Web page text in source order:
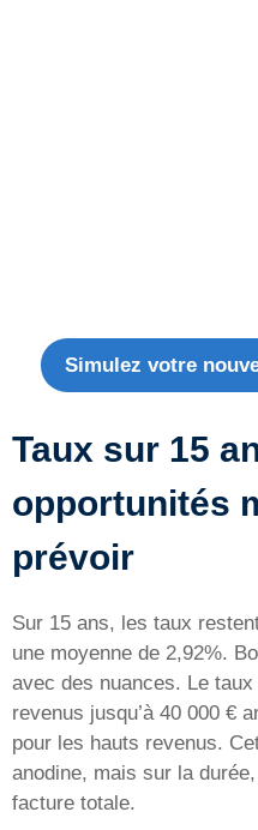
Simulez votre
Taux sur 15
opportunités
prévoir
Sur 15 ans, les taux
une moyenne de 2,92%.
avec des nuances. Le
revenus jusqu’à 40 000 €
pour les hauts revenus.
anodine, mais sur la
facture totale.